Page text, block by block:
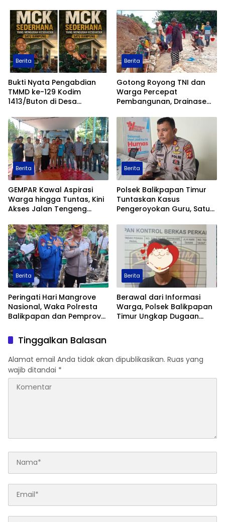
Program Asta Cita
Berita
Bukti Nyata Pengabdian
TMMD ke-129 Kodim
1413/Buton di Desa
Sederhana Ubah
Kesehatan Satu Kampung
Berita
Gotong Royong TNI dan
Warga Percepat
Pembangunan, Drainase
1413/Buton Kian Terbentuk
Berita
GEMPAR Kawal Aspirasi
Warga hingga Tuntas, Kini
Akses Jalan Tengeng
Berita
Polsek Balikpapan Timur
Tuntaskan Kasus
Pengeroyokan Guru, Satu
Dua Anak Berhadapan
dengan Hukum Wajib
Lapor
Berita
Peringati Hari Mangrove
Nasional, Waka Polresta
Balikpapan dan Pemprov
Mangrove di Pantai Lamaru
Berita
Berawal dari Informasi
Warga, Polsek Balikpapan
Timur Ungkap Dugaan
Tinggalkan Balasan
Alamat email Anda tidak akan dipublikasikan. Ruas yang
wajib ditandai *